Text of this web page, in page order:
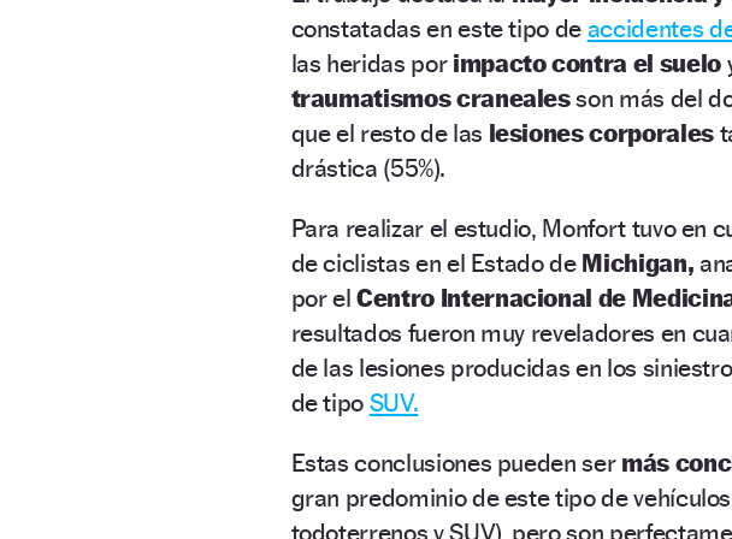
constatadas en este tipo de accidentes
las heridas por impacto contra el suelo
traumatismos cranealesson más del
que el resto de las lesiones corporales
drástica (55%).
Para realizar el estudio, Monfort tuvo en
de ciclistas en el Estado de Michigan,
por elCentro Internacional de
resultados fueron muy reveladores en
de las lesiones producidas en los
de tipo SUV.
Estas conclusiones pueden ser más
gran predominio de este tipo de
todoterrenos y SUV), pero son